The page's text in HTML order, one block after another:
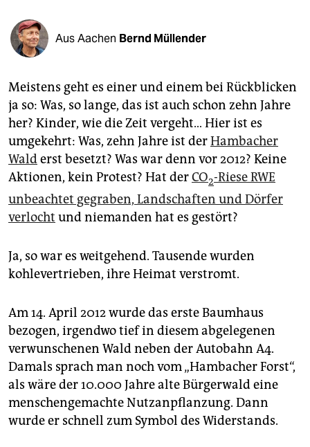
shop
fragen & hilfe
unterstützen
abo
genossenschaft
epaper login
Aus Aachen Bernd Müllender
Meistens geht es einer und einem bei Rückblicken
ja so: Was, so lange, das ist auch schon zehn Jahre
her? Kinder, wie die Zeit vergeht… Hier ist es
umgekehrt: Was, zehn Jahre ist derHambacher
Walderst besetzt? Was war denn vor 2012? Keine
Aktionen, kein Protest? Hat derCO2-Riese RWE
unbeachtet gegraben, Landschaften und Dörfer
verlocht und niemanden hat es gestört?
Ja, so war es weitgehend. Tausende wurden
kohlevertrieben, ihre Heimat verstromt.
Am 14. April 2012 wurde das erste Baumhaus
bezogen, irgendwo tief in diesem abgelegenen
verwunschenen Wald neben der Autobahn A4.
Damals sprach man noch vom „Hambacher Forst“,
als wäre der 10.000 Jahre alte Bürgerwald eine
menschengemachte Nutzanpflanzung. Dann
wurde er schnell zum Symbol des Widerstands.